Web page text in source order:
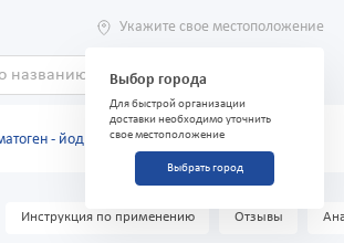
Укажите свое местоположение
Выбор города
Для быстрой организации
доставки необходимо уточнить
свое местоположение
Выбрать город
- йод 40г
Инструкция по применению Отзывы